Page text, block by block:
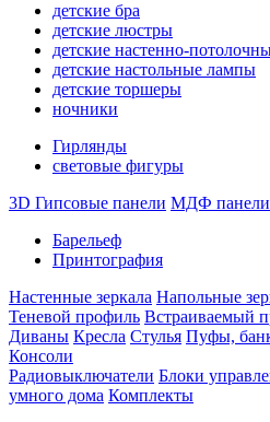
детские бра
детские люстры
детские настенно-
детские настольные лампы
детские торшеры
ночники
Гирлянды
световые фигуры
3D Гипсовые панели МДФ панели
Барельеф
Принтография
Настенные зеркала Напольные
Теневой профиль Встраиваемый
Диваны Кресла Стулья Пуфы,
Консоли
Радиовыключатели Блоки
умного дома Комплекты